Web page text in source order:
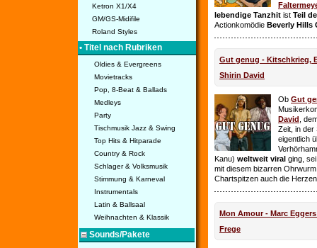
Ketron X1/X4
GM/GS-Midifile
Roland Styles
• Titel nach Rubriken
Oldies & Evergreens
Movietracks
Pop, 8-Beat & Ballads
Medleys
Party
Tischmusik Jazz & Swing
Top Hits & Hitparade
Country & Rock
Schlager & Volksmusik
Stimmung & Karneval
Instrumentals
Latin & Ballsaal
Weihnachten & Klassik
Sounds/Pakete
lebendige Tanzhit ist Teil
Actionkomödie Beverly Hills
Gut genug - Kitschkrieg,
Shirin David
Ob Gut
David ,
Zeit, in der
eigentlich
Kanu) weltweit viral ging,
mit diesem bizarren
Chartspitzen auch die
Mon Amour - Marc
Frege